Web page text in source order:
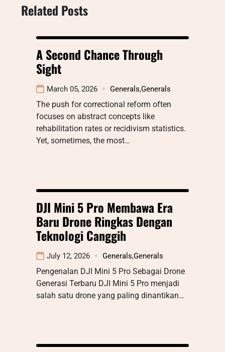
Related Posts
A Second Chance Through
Sight
March 05, 2026 Generals,Generals
The push for correctional reform often
focuses on abstract concepts like
rehabilitation rates or recidivism statistics.
Yet, sometimes, the most…
DJI Mini 5 Pro Membawa Era
Baru Drone Ringkas Dengan
Teknologi Canggih
July 12, 2026 Generals,Generals
Pengenalan DJI Mini 5 Pro Sebagai Drone
Generasi Terbaru DJI Mini 5 Pro menjadi
salah satu drone yang paling dinantikan…